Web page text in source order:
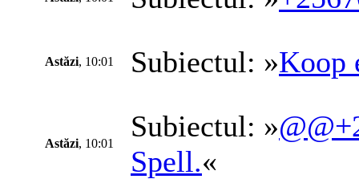
Astăzi, 10:01 Subiectul: »Koop
Astăzi, 10:01
Subiectul: »
Spell.«